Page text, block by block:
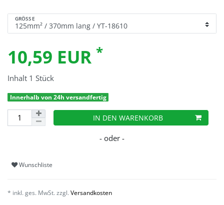
GRÖSSE
10,59 EUR *
Inhalt 1 Stück
Innerhalb von 24h versandfertig
IN DEN WARENKORB
Wunschliste
* inkl. ges. MwSt. zzgl. Versandkosten